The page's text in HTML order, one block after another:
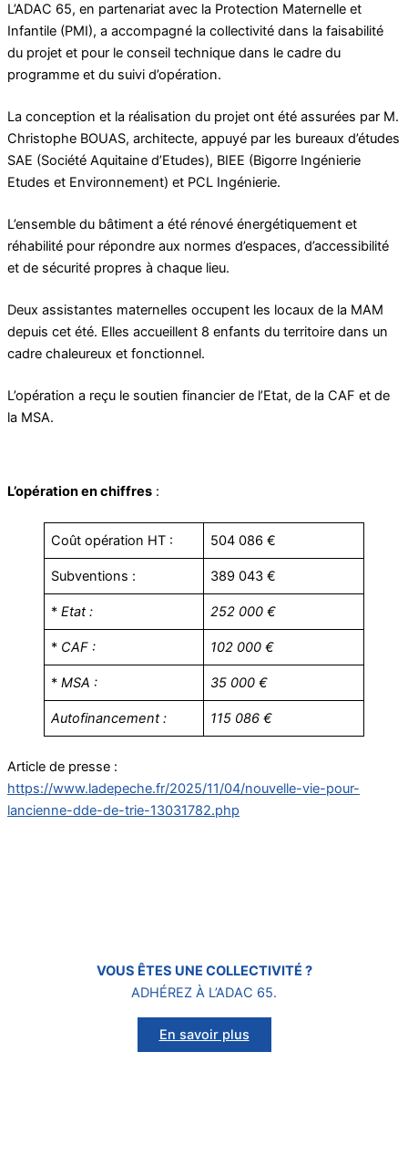
L’ADAC 65, en partenariat avec la Protection Maternelle et
Infantile (PMI), a accompagné la collectivité dans la faisabilité
du projet et pour le conseil technique dans le cadre du
programme et du suivi d’opération.
La conception et la réalisation du projet ont été assurées par M.
Christophe BOUAS, architecte, appuyé par les bureaux d’études
SAE (Société Aquitaine d’Etudes), BIEE (Bigorre Ingénierie
Etudes et Environnement) et PCL Ingénierie.
L’ensemble du bâtiment a été rénové énergétiquement et
réhabilité pour répondre aux normes d’espaces, d’accessibilité
et de sécurité propres à chaque lieu.
Deux assistantes maternelles occupent les locaux de la MAM
depuis cet été. Elles accueillent 8 enfants du territoire dans un
cadre chaleureux et fonctionnel.
L’opération a reçu le soutien financier de l’Etat, de la CAF et de
la MSA.
L’opération en chiffres :
Coût opération HT : 504 086 €
Subventions : 389 043 €
*Etat : 252 000 €
* CAF : 102 000 €
*MSA : 35 000 €
Autofinancement : 115 086 €
Article de presse :
https://www.ladepeche.fr/2025/11/04/nouvelle-vie-pour-
lancienne-dde-de-trie-13031782.php
VOUS ÊTES UNE COLLECTIVITÉ ?
ADHÉREZ À L’ADAC 65.
En savoir plus